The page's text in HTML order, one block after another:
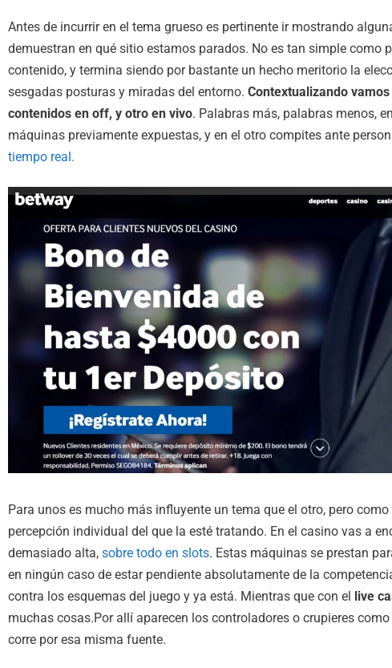
Antes de incurrir en el tema grueso es pertinente ir mostrando
demuestran en qué sitio estamos parados. No es tan simple como
contenido, y termina siendo por bastante un hecho meritorio la
sesgadas posturas y miradas del entorno. Contextualizando
contenidos en off, y otro en vivo. Palabras más, palabras menos,
máquinas previamente expuestas, y en el otro compites ante
tiempo real.
Para unos es mucho más influyente un tema que el otro, pero
percepción individual del que la esté tratando. En el casino vas a
demasiado alta, sobre todo en slots. Estas máquinas se prestan
en ningún caso de estar pendiente absolutamente de la
contra los esquemas del juego y ya está. Mientras que con el live
muchas cosas.Por allí aparecen los controladores o crupieres
corre por esa misma fuente.